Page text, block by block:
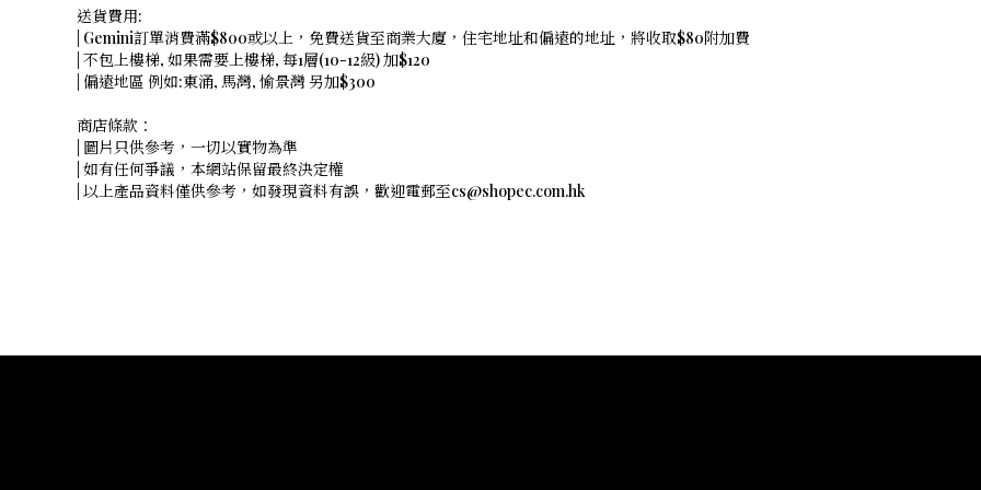
送貨費用:
| Gemini訂單消費滿$800或以上，免費送貨至商業大廈，住宅地址和偏遠的地址，將收取$80附加費
| 不包上樓梯, 如果需要上樓梯, 每1層(10-12級) 加$120
| 偏遠地區 例如:東涌, 馬灣, 愉景灣 另加$300
商店條款：
| 圖片只供參考，一切以實物為準
| 如有任何爭議，本網站保留最終決定權
| 以上產品資料僅供參考，如發現資料有誤，歡迎電郵至cs@shopec.com.hk